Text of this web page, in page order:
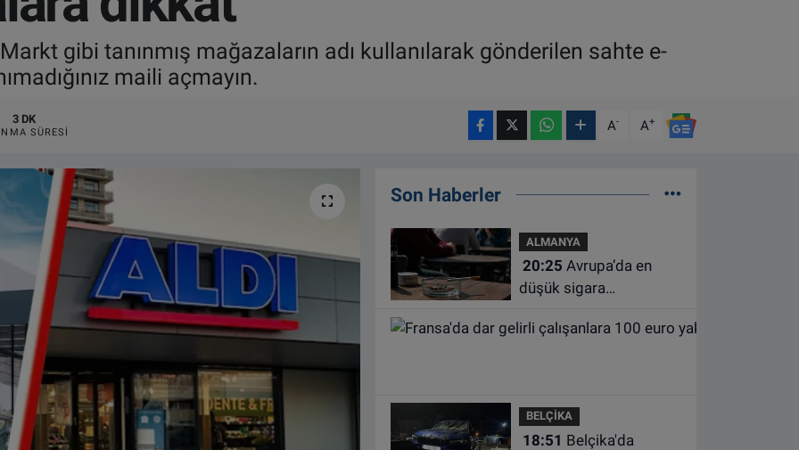
gibi tanınmış mağazaların adı kullanılarak gönderilen sahte e-
maili açmayın.
3 DK
SÜRESI A- A+
Son Haberler
ALMANYA
20:25
düşük sigara
Belçika’da olduğu
BELÇİKA
18:51